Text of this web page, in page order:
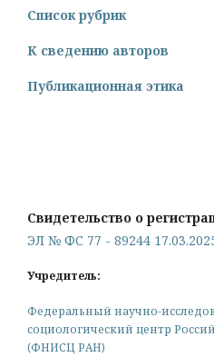
Список рубрик
К сведению авторов
Публикационная этика
Свидетельство о
ЭЛ № ФС 77 - 89244
Учредитель:
Федеральный научно-
социологический центр
(ФНИСЦ РАН)